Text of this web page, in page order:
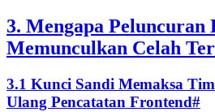
3. Mengapa Peluncuran
Memunculkan Celah
3.1 Kunci Sandi Memaksa
Ulang Pencatatan Frontend#